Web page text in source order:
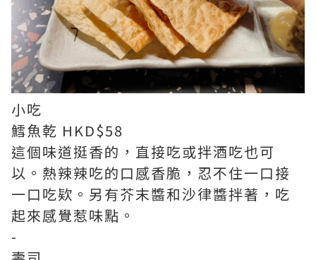
小吃
鱈魚乾 HKD$58
這個味道挺香的，直接吃或拌酒吃也可
以。熱辣辣吃的口感香脆，忍不住一口接
一口吃欵。另有芥末醬和沙律醬拌著，吃
起來感覺惹味點。
-